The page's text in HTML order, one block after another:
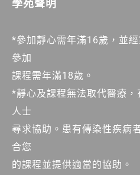
學苑聲明
*參加靜心需年滿16歲，並
參加
課程需年滿18歲。
*靜心及課程無法取代醫療
人士
尋求協助。患有傳染性疾病
合您
的課程並提供適當的協助。